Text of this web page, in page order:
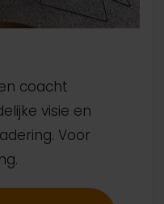
coacht
visie en
Voor